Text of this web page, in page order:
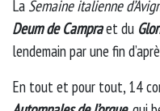
La Semaine italienne
Deum de Campraet du
lendemain par une fin
En tout et pour tout, 14